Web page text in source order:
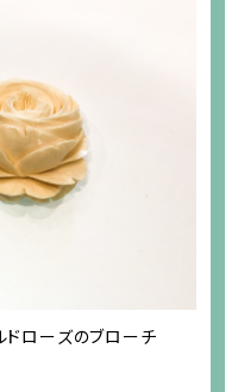
ドローズのブローチ